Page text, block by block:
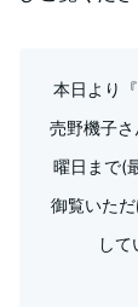
本日より
売野機子
曜日まで(
御覧いた
し